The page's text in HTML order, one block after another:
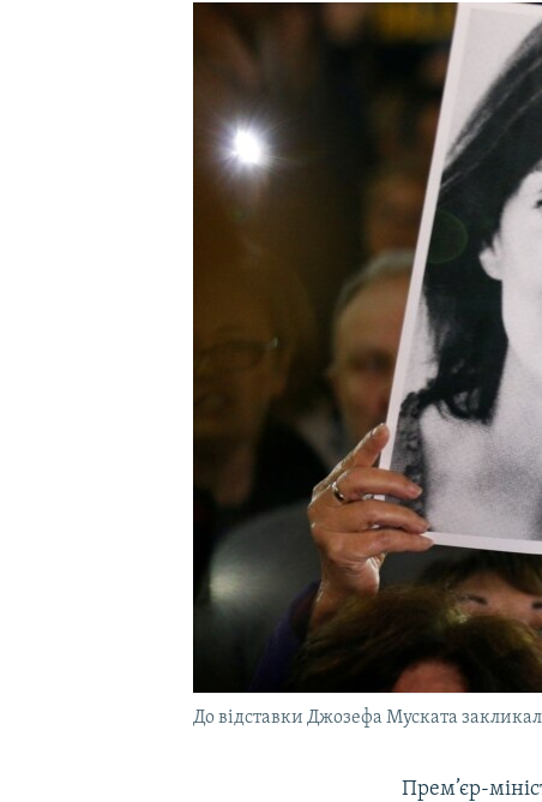
До відставки Джозефа Муската
Прем’єр-